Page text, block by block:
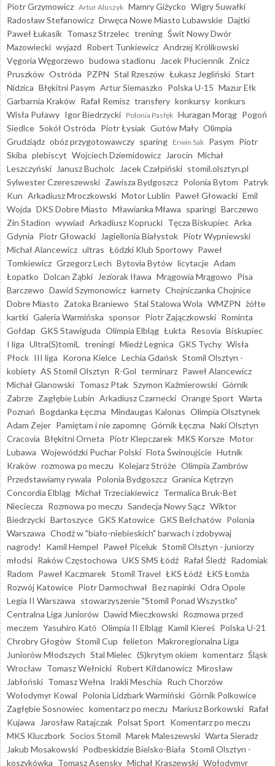
Piotr Grzymowicz Artur Aluszyk Mamry Giżycko Wigry Suwałki
Radosław Stefanowicz Drwęca Nowe Miasto Lubawskie Dajtki
Paweł Łukasik Tomasz Strzelec trening Świt Nowy Dwór
Mazowiecki wyjazd Robert Tunkiewicz Andrzej Królikowski
Vęgoria Węgorzewo budowa stadionu Jacek Płuciennik Znicz
Pruszków Ostróda PZPN Stal Rzeszów Łukasz Jegliński Start
Nidzica Błękitni Pasym Artur Siemaszko Polska U-15 Mazur Ełk
Garbarnia Kraków Rafał Remisz transfery konkursy konkurs
Wisła Puławy Igor Biedrzycki Polonia Pasłęk Huragan Morąg Pogoń
Siedlce Sokół Ostróda Piotr Łysiak Gutów Mały Olimpia
Grudziądz obóz przygotowawczy sparing Erwin Sak Pasym Piotr
Skiba plebiscyt Wojciech Dziemidowicz Jarocin Michał
Leszczyński
Janusz Bucholc Jacek Czałpiński stomil.olsztyn.pl
Sylwester Czereszewski Zawisza Bydgoszcz Polonia Bytom Patryk
Kun Arkadiusz Mroczkowski Motor Lublin Paweł Głowacki Emil
Wojda DKS Dobre Miasto Mławianka Mława sparingi Barczewo
Zin Stadion wywiad Arkadiusz Koprucki Tęcza Biskupiec Arka
Gdynia Piotr Głowacki Jagiellonia Białystok Piotr Wypniewski
Michał Alancewicz ultras Łódzki Klub Sportowy Paweł
Tomkiewicz Grzegorz Lech Bytovia Bytów licytacje Adam
Łopatko Dolcan Ząbki Jeziorak Iława Mrągowia Mrągowo Pisa
Barczewo Dawid Szymonowicz karnety Chojniczanka Chojnice
Dobre Miasto Zatoka Braniewo Stal Stalowa Wola WMZPN żółte
kartki Galeria Warmińska sponsor Piotr Zajączkowski Rominta
Gołdap GKS Stawiguda Olimpia Elbląg Łukta Resovia Biskupiec
I liga Ultra(S)tomiL treningi Miedź Legnica GKS Tychy Wisła
Płock III liga Korona Kielce Lechia Gdańsk Stomil Olsztyn -
kobiety AS Stomil Olsztyn R-Gol terminarz Paweł Alancewicz
Michał Glanowski Tomasz Ptak Szymon Kaźmierowski Górnik
Zabrze Zagłębie Lubin Arkadiusz Czarnecki Orange Sport Warta
Poznań Bogdanka Łęczna Mindaugas Kalonas Olimpia Olsztynek
Adam Zejer Pamiętam i nie zapomnę Górnik Łęczna Naki Olsztyn
Cracovia Błękitni Orneta Piotr Klepczarek MKS Korsze Motor
Lubawa Wojewódzki Puchar Polski Flota Świnoujście Hutnik
Kraków rozmowa po meczu Kolejarz Stróże Olimpia Zambrów
Przedstawiamy rywala Polonia Bydgoszcz Granica Kętrzyn
Concordia Elbląg Michał Trzeciakiewicz Termalica Bruk-Bet
Nieciecza Rozmowa po meczu Sandecja Nowy Sącz Wiktor
Biedrzycki Bartoszyce GKS Katowice GKS Bełchatów Polonia
Warszawa Chodź w "biało-niebieskich" barwach i zdobywaj
nagrody!
Kamil Hempel Paweł Piceluk Stomil Olsztyn - juniorzy
młodsi Raków Częstochowa UKS SMS Łódź Rafał Śledź Radomiak
Radom Paweł Kaczmarek Stomil Travel ŁKS Łódź ŁKS Łomża
Rozwój Katowice Piotr Darmochwał Bez napinki Odra Opole
Legia II Warszawa stowarzyszenie "Stomil Ponad Wszystko"
Centralna Liga Juniorów Dawid Mieczkowski Rozmowa przed
meczem Yasuhiro Katō Olimpia II Elbląg Kamil Kiereś Polska U-21
Chrobry Głogów Stomil Cup felieton Makroregionalna Liga
Juniorów Młodszych Stal Mielec (S)krytym okiem komentarz Śląsk
Wrocław Tomasz Wełnicki Robert Kiłdanowicz Mirosław
Jabłoński Tomasz Wełna Irakli Meschia Ruch Chorzów
Wołodymyr Kowal Polonia Lidzbark Warmiński Górnik Polkowice
Zagłębie Sosnowiec komentarz po meczu Mariusz Borkowski Rafał
Kujawa
Jarosław Ratajczak Polsat Sport Komentarz po meczu
MKS Kluczbork Socios Stomil Marek Maleszewski Warta Sieradz
Jakub Mosakowski Podbeskidzie Bielsko-Biała Stomil Olsztyn -
koszykówka Tomasz Asensky Michał Kraszewski Wołodymyr